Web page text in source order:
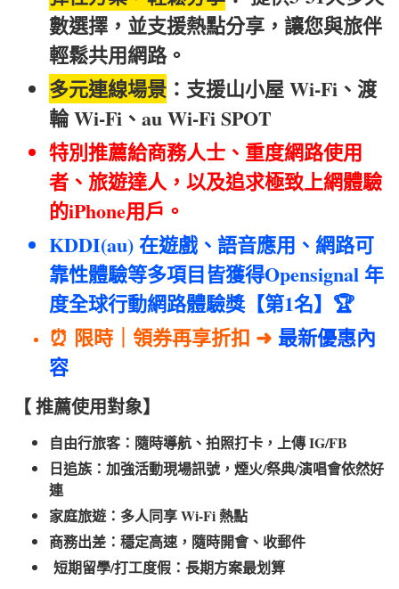
數選擇，並支援熱點分享，讓您與旅伴
輕鬆共用網路。
多元連線場景 ：支援山小屋 Wi-Fi、渡
輪 Wi-Fi、au Wi-Fi SPOT
特別推薦給商務人士、重度網路使用
者、旅遊達人，以及追求極致上網體驗
的iPhone用戶。
KDDI(au) 在遊戲、語音應用、網路可
靠性體驗等多項目皆獲得Opensignal 年
度全球行動網路體驗獎【第1名】🏆
⏰ 限時｜領券再享折扣 ➜ 最新優惠內
容
【 推薦使用對象】
自由行旅客：隨時導航、拍照打卡，上傳 IG/FB
日追族：加強活動現場訊號，煙火/祭典/演唱會依然好
連
家庭旅遊：多人同享 Wi-Fi 熱點
商務出差：穩定高速，隨時開會、收郵件
短期留學/打工度假：長期方案最划算